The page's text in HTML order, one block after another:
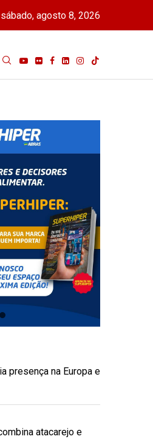
sábado, agosto 8, 2026
presença na Europa e
atacarejo e